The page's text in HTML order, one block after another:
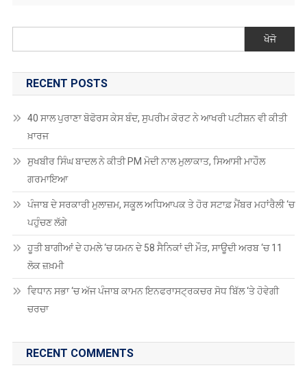
ਖੋਜੋ
RECENT POSTS
40 ਸਾਲ ਪੁਰਾਣਾ ਬੋਫੋਰਸ ਕੇਸ ਬੰਦ, ਸੁਪਰੀਮ ਕੋਰਟ ਨੇ ਆਖਰੀ ਪਟੀਸ਼ਨ ਵੀ ਕੀਤੀ
ਖ਼ਾਰਜ
ਸੁਖਬੀਰ ਸਿੰਘ ਬਾਦਲ ਨੇ ਕੀਤੀ PM ਮੋਦੀ ਨਾਲ ਮੁਲਾਕਾਤ, ਸਿਆਸੀ ਮਾਹੌਲ
ਗਰਮਾਇਆ
ਪੰਜਾਬ ਦੇ ਸਰਕਾਰੀ ਮੁਲਾਜ਼ਮ, ਸਕੂਲ ਅਧਿਆਪਕ ਤੇ ਹੋਰ ਸਟਾਫ਼ ਮੈਂਬਰ ਮਹਾਂਰੈਲੀ ‘ਚ
ਪਹੁੰਚਣ ਲੱਗੇ
ਹੂਤੀ ਬਾਗੀਆਂ ਦੇ ਹਮਲੇ ‘ਚ ਯਮਨ ਦੇ 58 ਸੈਨਿਕਾਂ ਦੀ ਮੌਤ, ਸਾਊਦੀ ਅਰਬ ‘ਚ 11
ਲੋਕ ਜ਼ਖ਼ਮੀ
ਵਿਧਾਨ ਸਭਾ ‘ਚ ਅੱਜ ਪੰਜਾਬ ਕਾਮਨ ਇਨਫਰਾਸਟ੍ਰਕਚਰ ਸੋਧ ਬਿੱਲ ‘ਤੇ ਹੋਵੇਗੀ
ਚਰਚਾ
RECENT COMMENTS